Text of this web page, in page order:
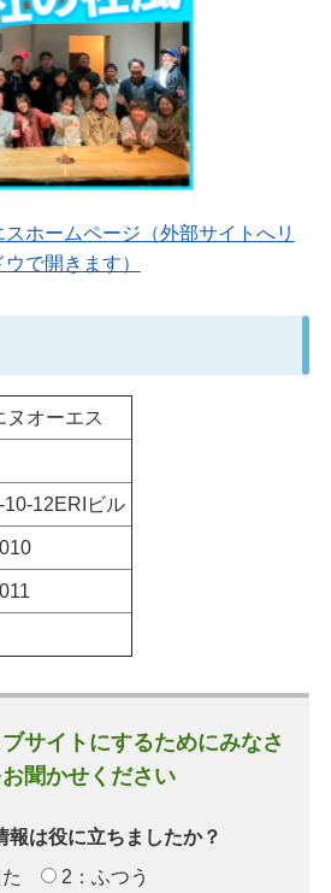
ホームページ（外部サイトへリ
で開きます）
ヌオーエス
10-12ERIビル
サイトにするためにみなさ
聞かせください
報は役に立ちましたか？
2：ふつう